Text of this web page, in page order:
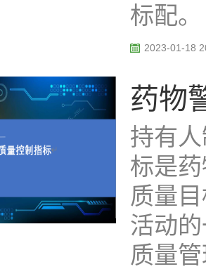
标配
2023-01-18
药物
持有
标是
质量
活动
质量